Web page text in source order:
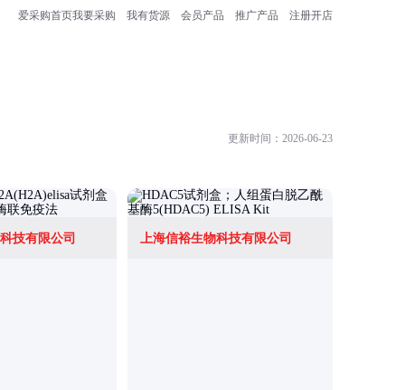
爱采购首页我要采购 我有货源 会员产品 推广产品 注册开店
更新时间：2026-06-23
技有限公司 上海信裕生物科技有限公司